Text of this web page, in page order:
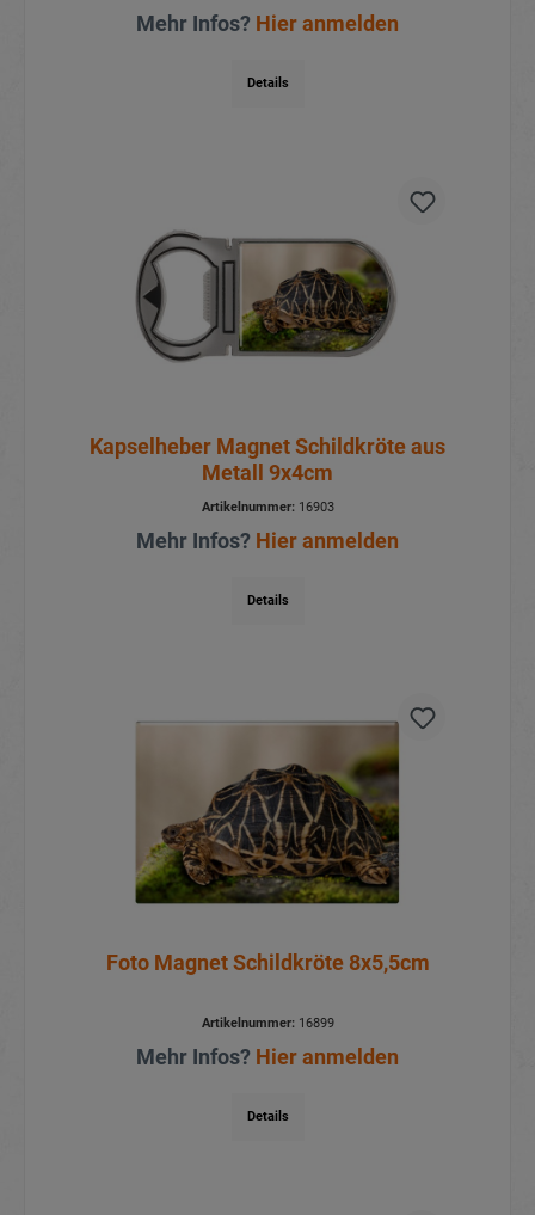
Mehr Infos? Hier anmelden
Details
Kapselheber Magnet Schildkröte aus
Metall 9x4cm
Artikelnummer:16903
Mehr Infos? Hier anmelden
Details
Foto Magnet Schildkröte 8x5,5cm
Artikelnummer:16899
Mehr Infos? Hier anmelden
Details